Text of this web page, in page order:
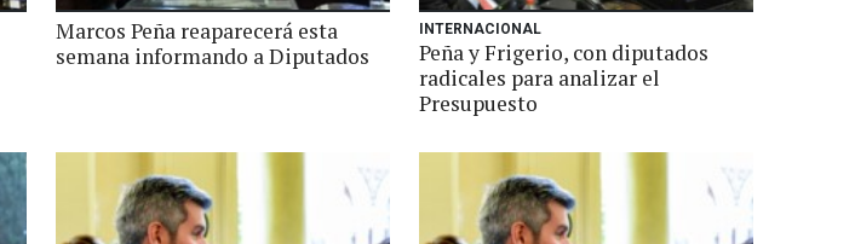
Marcos Peña reaparecerá esta
semana informando a Diputados
INTERNACIONAL
Peña y Frigerio, con diputados
radicales para analizar el
Presupuesto